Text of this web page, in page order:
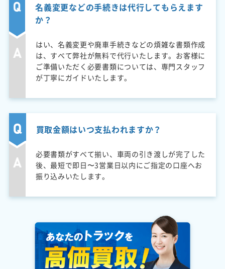
名義変更などの手続きは代行してもらえます
か？
はい、名義変更や廃車手続きなどの煩雑な書類作成
は、すべて弊社が無料で代行いたします。お客様に
ご準備いただく必要書類については、専門スタッフ
が丁寧にガイドいたします。
買取金額はいつ支払われますか？
必要書類がすべて揃い、車両の引き渡しが完了した
後、最短で即日〜3営業日以内にご指定の口座へお
振り込みいたします。